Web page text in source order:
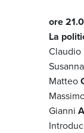
ore
La
Claudio
Susanna
Matteo
Gianni